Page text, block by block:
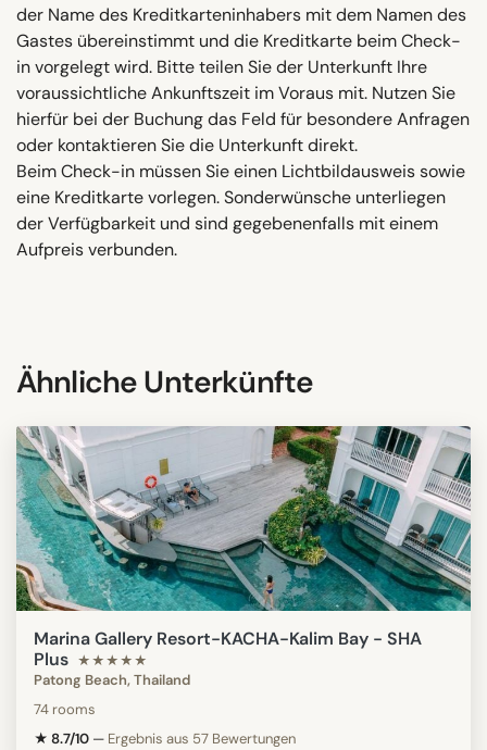
der Name des Kreditkarteninhabers mit dem Namen des
Gastes übereinstimmt und die Kreditkarte beim Check-
in vorgelegt wird. Bitte teilen Sie der Unterkunft Ihre
voraussichtliche Ankunftszeit im Voraus mit. Nutzen Sie
hierfür bei der Buchung das Feld für besondere Anfragen
oder kontaktieren Sie die Unterkunft direkt.
Beim Check-in müssen Sie einen Lichtbildausweis sowie
eine Kreditkarte vorlegen. Sonderwünsche unterliegen
der Verfügbarkeit und sind gegebenenfalls mit einem
Aufpreis verbunden.
Ähnliche Unterkünfte
Marina Gallery Resort-KACHA-Kalim Bay - SHA
Plus ★★★★★
Patong Beach, Thailand
74 rooms
★ 8.7/10 — Ergebnis aus 57 Bewertungen